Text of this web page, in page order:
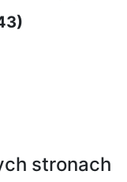
stronach